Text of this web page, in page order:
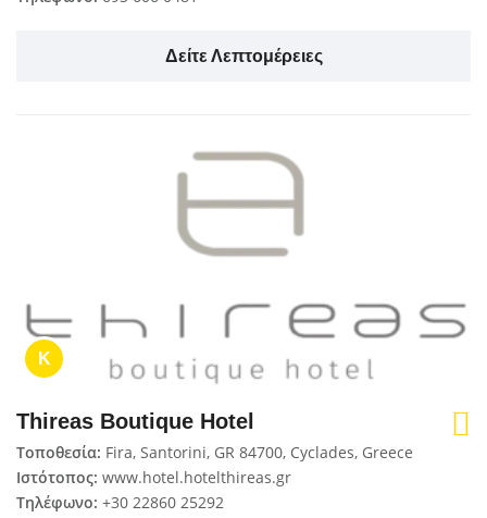
Δείτε Λεπτομέρειες
K
Thireas Boutique Hotel
Τοποθεσία: Fira, Santorini, GR 84700, Cyclades, Greece
Ιστότοπος: www.hotel.hotelthireas.gr
Τηλέφωνο: +30 22860 25292